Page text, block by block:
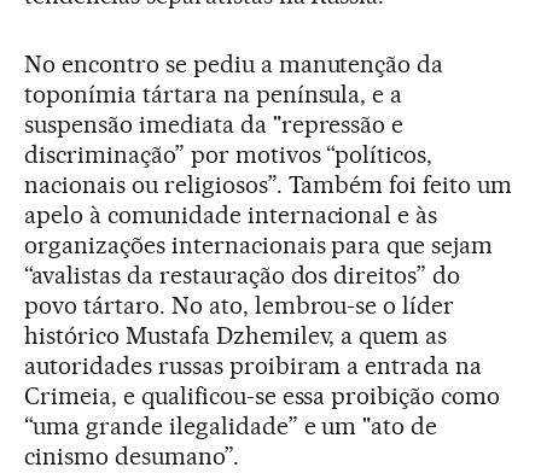
No encontro se pediu a manutenção da
toponímia tártara na península, e a
suspensão imediata da "repressão e
discriminação” por motivos “políticos,
nacionais ou religiosos”. Também foi feito um
apelo à comunidade internacional e às
organizações internacionais para que sejam
“avalistas da restauração dos direitos” do
povo tártaro. No ato, lembrou-se o líder
histórico Mustafa Dzhemilev, a quem as
autoridades russas proibiram a entrada na
Crimeia, e qualificou-se essa proibição como
“uma grande ilegalidade” e um "ato de
cinismo desumano”.